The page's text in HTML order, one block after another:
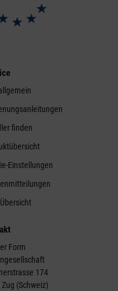
finden
Einstellungen
Form
174
Zug (Schweiz)